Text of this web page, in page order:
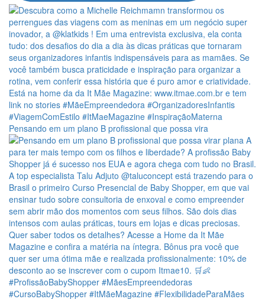
Pensando em um plano B profissional que possa vira